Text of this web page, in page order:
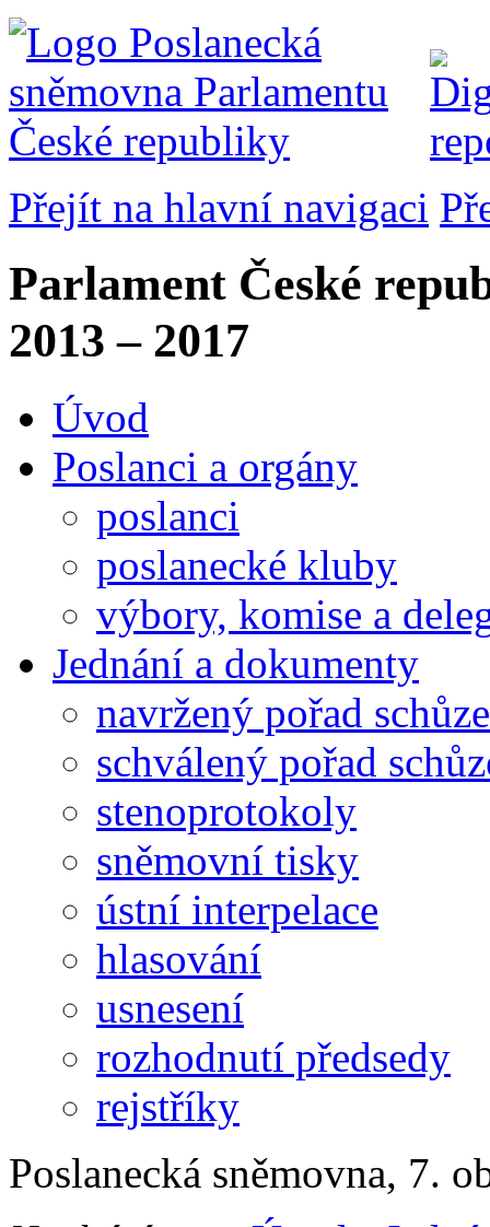
Přejít na hlavní navigaci
Parlament České
2013 – 2017
Úvod
Poslanci a orgány
poslanci
poslanecké kluby
výbory, komise a
Jednání a dokumenty
navržený pořad schůze
schválený pořad
stenoprotokoly
sněmovní tisky
ústní interpelace
hlasování
usnesení
rozhodnutí předsedy
rejstříky
Poslanecká sněmovna, 7.